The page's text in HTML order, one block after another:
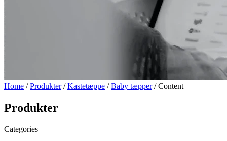
Home /Produkter/Kastetæppe /Baby tæpper/ Content
Produkter
Categories